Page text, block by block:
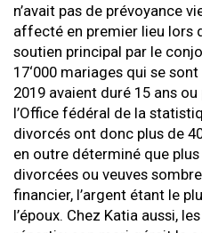
n’avait pas de prévoyance
affecté en premier lieu lors
soutien principal par le
17‘000 mariages qui se
2019 avaient duré 15 ans
l’Office fédéral de la
divorcés ont donc plus de
en outre déterminé que
divorcées ou veuves
financier, l’argent étant le
l’époux. Chez Katia aussi,